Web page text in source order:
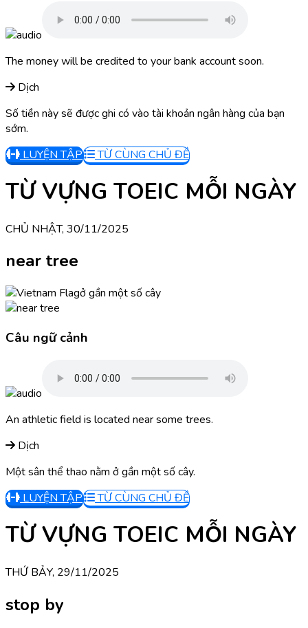
The money will be credited to your bank account soon.
Dịch
Số tiền này sẽ được ghi có vào tài khoản ngân hàng của bạn
sớm.
LUYỆN TẬP
TỪ CÙNG CHỦ ĐỀ
TỪ VỰNG TOEIC MỖI NGÀY
CHỦ NHẬT, 30/11/2025
near tree
ở gần một số cây
Câu ngữ cảnh
An athletic field is located near some trees.
Dịch
Một sân thể thao nằm ở gần một số cây.
LUYỆN TẬP
TỪ CÙNG CHỦ ĐỀ
TỪ VỰNG TOEIC MỖI NGÀY
THỨ BẢY, 29/11/2025
stop by